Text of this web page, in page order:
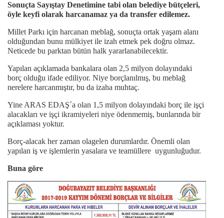
Sonuçta Sayıştay Denetimine tabi olan belediye bütçeleri,
öyle keyfi olarak harcanamaz ya da transfer edilemez.
Millet Parkı için harcanan meblağ, sonuçta ortak yaşam alanı
olduğundan bunu mülkiyet ile izah etmek pek doğru olmaz.
Neticede bu parktan bütün halk yararlanabilecektir.
Yapılan açıklamada bankalara olan 2,5 milyon dolayındaki
borç olduğu ifade ediliyor. Niye borçlanılmış, bu meblağ
nerelere harcanmıştır, bu da izaha muhtaç.
Yine ARAS EDAŞ´a olan 1,5 milyon dolayındaki borç ile işçi
alacakları ve işçi ikramiyeleri niye ödenmemiş, bunlarında bir
açıklaması yoktur.
Borç-alacak her zaman olagelen durumlardır. Önemli olan
yapılan iş ve işlemlerin yasalara ve teamüllere uygunluğudur.
Buna göre